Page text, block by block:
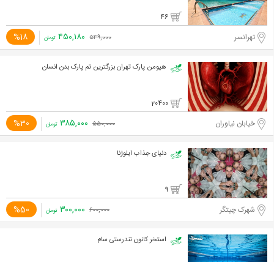
46
تهرانسر %18 ۵۴۹,۰۰۰ ۴۵۰,۱۸۰ تومان
هیومن پارک تهران بزرگترین تم پارک بدن انسان
20400
خیابان نیاوران %30 ۵۵۰,۰۰۰ ۳۸۵,۰۰۰ تومان
دنیای جذاب ایلوژنا
9
شهرک چیتگر %50 ۶۰۰,۰۰۰ ۳۰۰,۰۰۰ تومان
استخر کانون تندرستی سام